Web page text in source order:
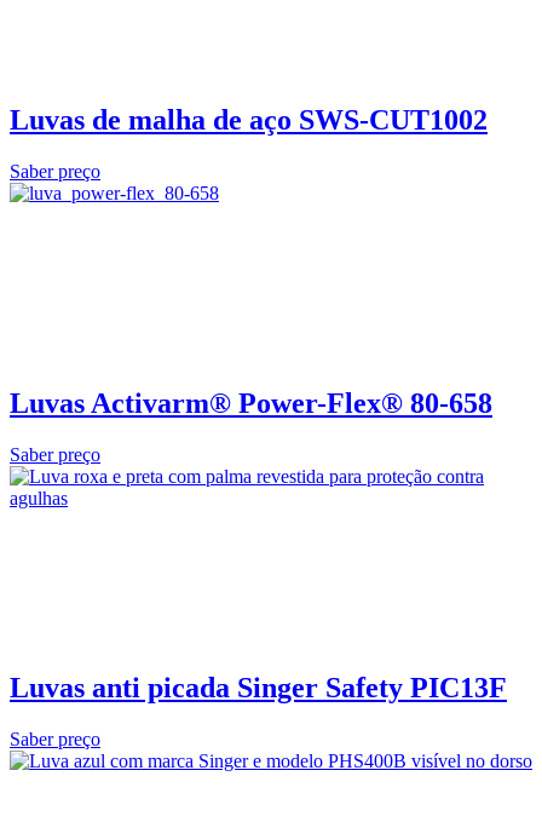
Luvas de malha de aço SWS-CUT1002
Saber preço
Luvas Activarm® Power-Flex® 80-658
Saber preço
Luvas anti picada Singer Safety PIC13F
Saber preço